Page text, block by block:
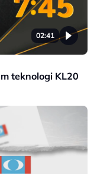
02:41
teknologi KL20